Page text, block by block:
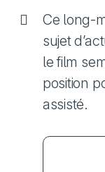
Ce long-
sujet
le film
position
assisté.